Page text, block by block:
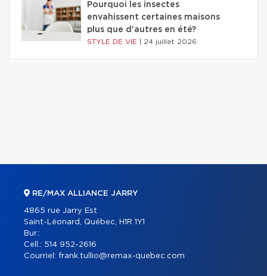
Pourquoi les insectes
envahissent certaines maisons
plus que d'autres en été?
STYLE DE VIE 24 juillet 2026
RE/MAX ALLIANCE JARRY
4865 rue Jarry Est
Saint-Léonard, Québec, H1R 1Y1
Bur.:
Cell.: 514 952-2616
Courriel: frank.tullio@remax-quebec.com